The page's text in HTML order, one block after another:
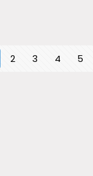
2 3 4 5